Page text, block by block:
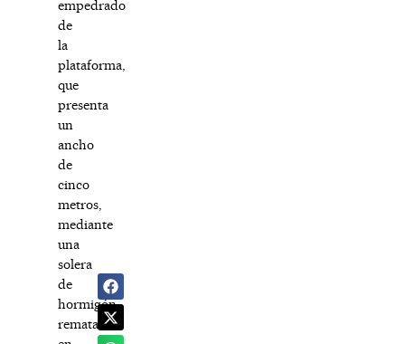
empedrado
de
la
plataforma,
que
presenta
un
ancho
de
cinco
metros,
mediante
una
solera
de
hormigón
rematada